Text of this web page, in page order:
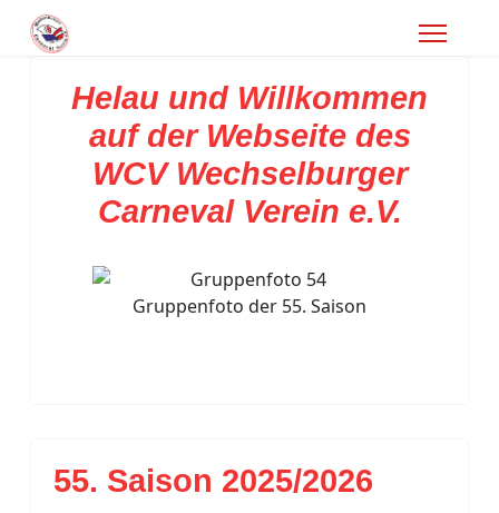
Helau und Willkommen
auf der Webseite des
WCV Wechselburger
Carneval Verein e.V.
Gruppenfoto der 55. Saison
55. Saison 2025/2026